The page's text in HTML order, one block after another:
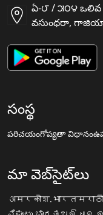
ఏ-౮ / ౫౦౪ ఒలివ
వసుంధరా,
సంస్థ
పరిచయంగోప్యతా విధానం
మా వెబ్‌సైట్‌లు
अमरकोश.भारत